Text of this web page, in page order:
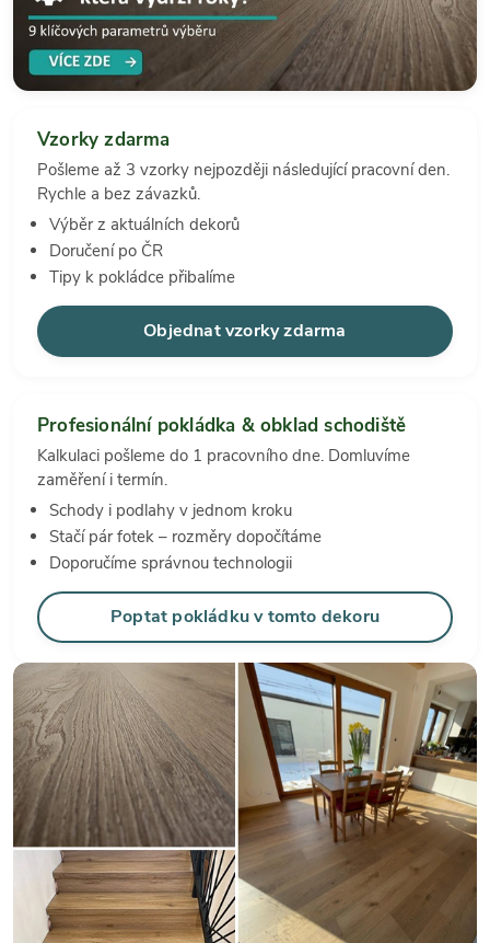
Vzorky zdarma
Pošleme až 3 vzorky nejpozději následující pracovní den.
Rychle a bez závazků.
Výběr z aktuálních dekorů
Doručení po ČR
Tipy k pokládce přibalíme
Objednat vzorky zdarma
Profesionální pokládka & obklad schodiště
Kalkulaci pošleme do 1 pracovního dne. Domluvíme
zaměření i termín.
Schody i podlahy v jednom kroku
Stačí pár fotek – rozměry dopočítáme
Doporučíme správnou technologii
Poptat pokládku v tomto dekoru